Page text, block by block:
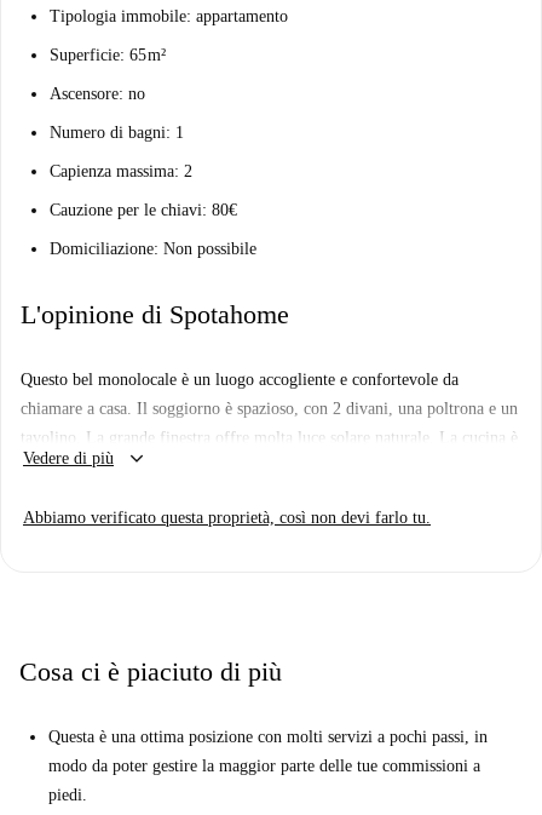
Tipologia immobile: appartamento
Superficie: 65 m²
Ascensore: no
Numero di bagni: 1
Capienza massima: 2
Cauzione per le chiavi: 80€
Domiciliazione: Non possibile
L'opinione di Spotahome
Questo bel monolocale è un luogo accogliente e confortevole da
chiamare a casa. Il soggiorno è spazioso, con 2 divani, una poltrona e un
tavolino. La grande finestra offre molta luce solare naturale. La cucina è
dotata di tutto il necessario per preparare i vostri pasti.
Vedere di più keyboard_arrow_down
Abbiamo verificato questa proprietà, così non devi farlo tu.
Cosa ci è piaciuto di più
Questa è una ottima posizione con molti servizi a pochi passi, in
modo da poter gestire la maggior parte delle tue commissioni a
piedi.